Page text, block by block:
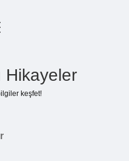
Hikayeler
keşfet!